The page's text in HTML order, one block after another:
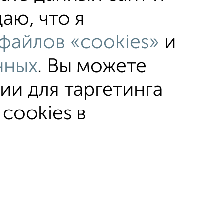
c большой кухней
доме с раздельным санузлом
что я
«cookies» и
. Вы можете
для таргетинга
в